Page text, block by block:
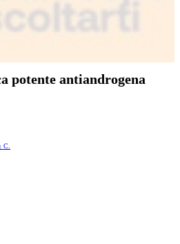
potente antiandrogena
C.